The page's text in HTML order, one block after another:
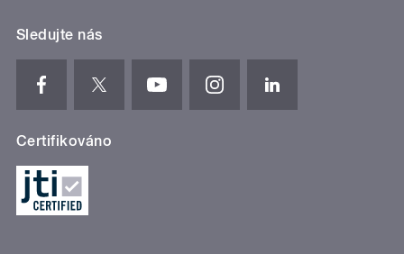
Sledujte nás
Certifikováno